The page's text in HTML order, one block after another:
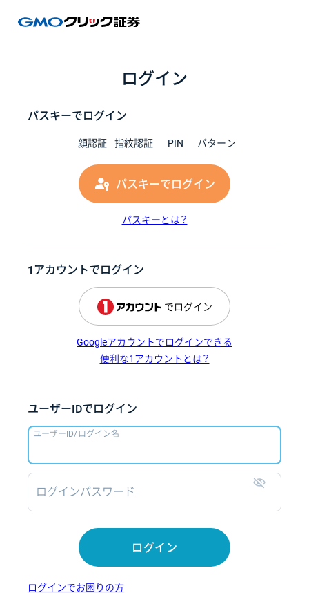
ログイン
パスキーでログイン
顔認証 指紋認証 PIN パターン
パスキーでログイン
パスキーとは？
1アカウントでログイン
でログイン
Googleアカウントでログインできる
便利な1アカウントとは？
ユーザーIDでログイン
ユーザーID/ログイン名
ログインパスワード
ログイン
ログインでお困りの方